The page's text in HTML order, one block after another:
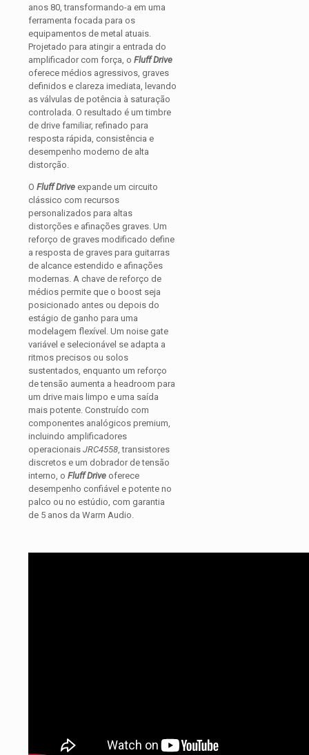
anos 80, transformando-a em uma
ferramenta focada para os
equipamentos de metal atuais.
Projetado para atingir a entrada do
amplificador com força, o Fluff Drive
oferece médios agressivos, graves
definidos e clareza imediata, levando
as válvulas de potência à saturação
controlada. O resultado é um timbre
de drive familiar, refinado para
resposta rápida, consistência e
desempenho moderno de alta
distorção.
O Fluff Drive expande um circuito
clássico com recursos
personalizados para altas
distorções e afinações graves. Um
reforço de graves modificado define
a resposta de graves para guitarras
de alcance estendido e afinações
modernas. A chave de reforço de
médios permite que o boost seja
posicionado antes ou depois do
estágio de ganho para uma
modelagem flexível. Um noise gate
variável e selecionável se adapta a
ritmos precisos ou solos
sustentados, enquanto um reforço
de tensão aumenta a headroom para
um drive mais limpo e uma saída
mais potente. Construído com
componentes analógicos premium,
incluindo amplificadores
operacionais JRC4558 , transistores
discretos e um dobrador de tensão
interno, o Fluff Drive oferece
desempenho confiável e potente no
palco ou no estúdio, com garantia
de 5 anos da Warm Audio.